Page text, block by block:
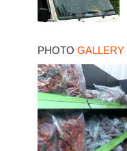
PHOTO GALLERY